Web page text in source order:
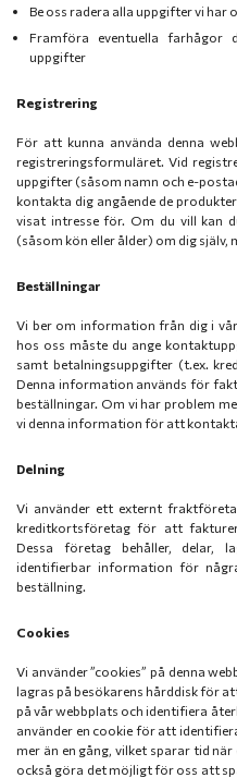
Be oss radera alla uppgifter vi har
Framföra eventuella
uppgifter
Registrering
För att kunna använda denna
registreringsformuläret. Vid
uppgifter (såsom namn och e-
kontakta dig angående de
visat intresse för. Om du vill kan
(såsom kön eller ålder) om dig
Beställningar
Vi ber om information från dig i
hos oss måste du ange
samt betalningsuppgifter (t.ex.
Denna information används för
beställningar. Om vi har problem
vi denna information för att
Delning
Vi använder ett externt
kreditkortsföretag för att
Dessa företag behåller, delar,
identifierbar information för
beställning.
Cookies
Vi använder ”cookies” på denna
lagras på besökarens hårddisk för
på vår webbplats och identifiera
använder en cookie för att
mer än en gång, vilket sparar tid
också göra det möjligt för oss att